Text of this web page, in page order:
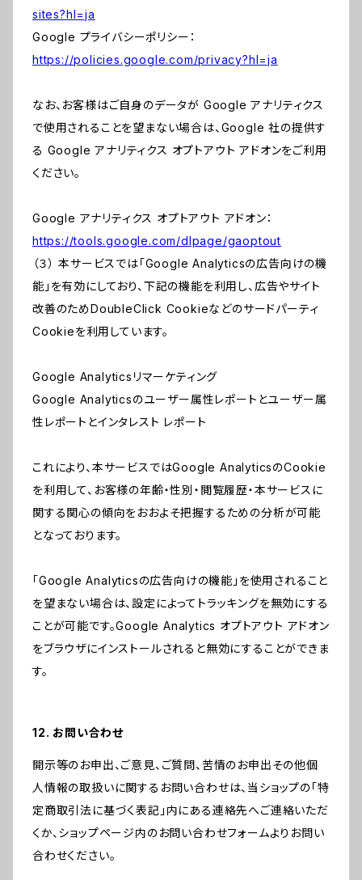
sites?hl=ja
Google プライバシーポリシー：
https://policies.google.com/privacy?hl=ja
なお、お客様はご自身のデータが Google アナリティクス
で使用されることを望まない場合は、Google 社の提供す
る Google アナリティクス オプトアウト アドオンをご利用
ください。
Google アナリティクス オプトアウト アドオン：
https://tools.google.com/dlpage/gaoptout
（３） 本サービスでは「Google Analyticsの広告向けの機
能」を有効にしており、下記の機能を利用し、広告やサイト
改善のためDoubleClick Cookieなどのサードパーティ
Cookieを利用しています。
Google Analyticsリマーケティング
Google Analyticsのユーザー属性レポートとユーザー属
性レポートとインタレスト レポート
これにより、本サービスではGoogle AnalyticsのCookie
を利用して、お客様の年齢・性別・閲覧履歴・本サービスに
関する関心の傾向をおおよそ把握するための分析が可能
となっております。
「Google Analyticsの広告向けの機能」を使用されること
を望まない場合は、設定によってトラッキングを無効にする
ことが可能です。Google Analytics オプトアウト アドオン
をブラウザにインストールされると無効にすることができま
す。
12. お問い合わせ
開示等のお申出、ご意見、ご質問、苦情のお申出その他個
人情報の取扱いに関するお問い合わせは、当ショップの「特
定商取引法に基づく表記」内にある連絡先へご連絡いただ
くか、ショップページ内のお問い合わせフォームよりお問い
合わせください。